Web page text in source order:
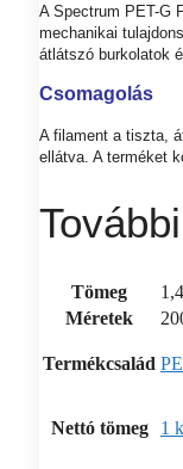
A Spectrum PET-G
mechanikai
átlátszó burkolatok
Csomagolás
A filament a tiszta,
ellátva. A terméket
Tömeg
Méretek
Termékcsalád
Nettó tömeg 1